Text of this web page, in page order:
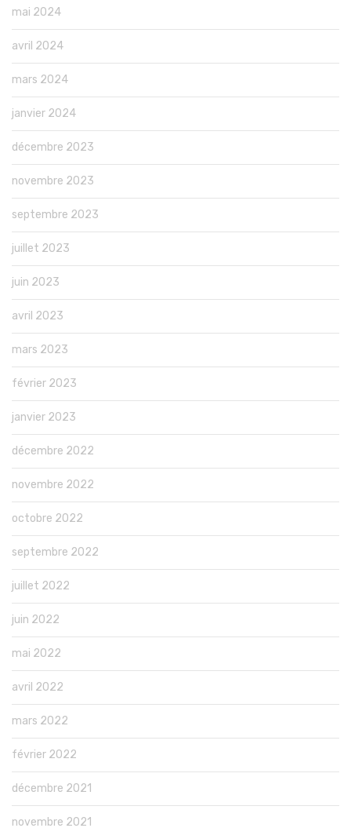
mai 2024
avril 2024
mars 2024
janvier 2024
décembre 2023
novembre 2023
septembre 2023
juillet 2023
juin 2023
avril 2023
mars 2023
février 2023
janvier 2023
décembre 2022
novembre 2022
octobre 2022
septembre 2022
juillet 2022
juin 2022
mai 2022
avril 2022
mars 2022
février 2022
décembre 2021
novembre 2021